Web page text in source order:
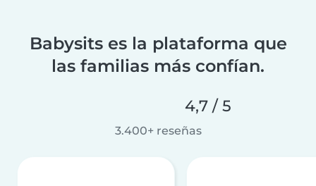
Babysits es la plataforma que
las familias más confían.
4,7 / 5
3.400+ reseñas